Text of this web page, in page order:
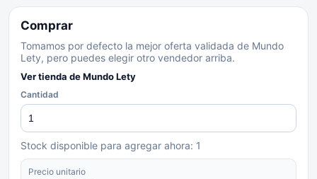
Comprar
Tomamos por defecto la mejor oferta validada de Mundo
Lety, pero puedes elegir otro vendedor arriba.
Ver tienda deMundo Lety
Cantidad
Stock disponible para agregar ahora: 1
Precio unitario